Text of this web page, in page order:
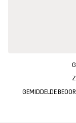
GEMIDDELDE